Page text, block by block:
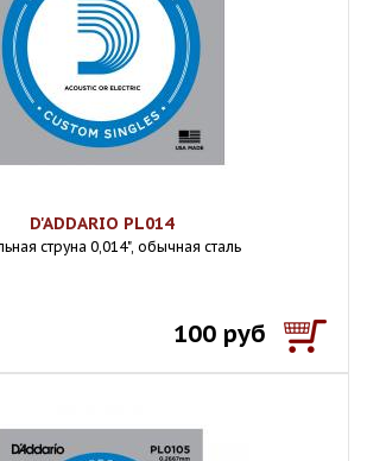
D'ADDARIO PL014
струна 0,014", обычная сталь
100 руб